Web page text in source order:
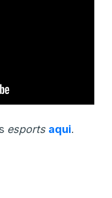
esports aqui.